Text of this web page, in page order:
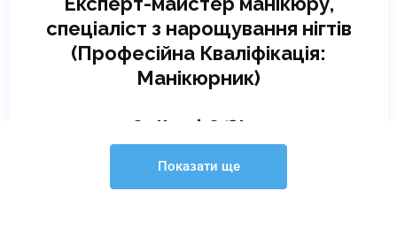
спеціаліст з нарощування нігтів
(Професійна Кваліфікація:
Манікюрник)
Online | Offline
₴6248
Показати ще